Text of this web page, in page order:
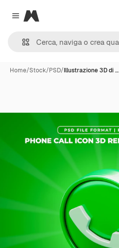
Close menu
Magnific
Home/Stock/PSD/Illustrazione 3D di …